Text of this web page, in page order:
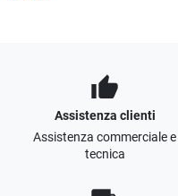
thumb_up
Assistenza clienti
Assistenza commerciale e
tecnica